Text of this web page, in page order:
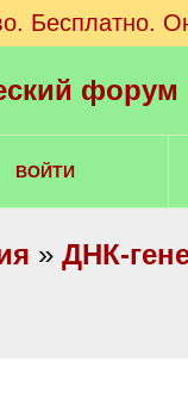
Бесплатно.
ВОЙТИ
» ДНК-